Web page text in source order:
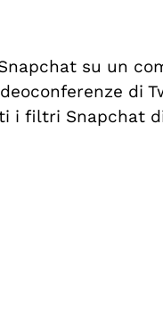
su un
di
i filtri Snapchat